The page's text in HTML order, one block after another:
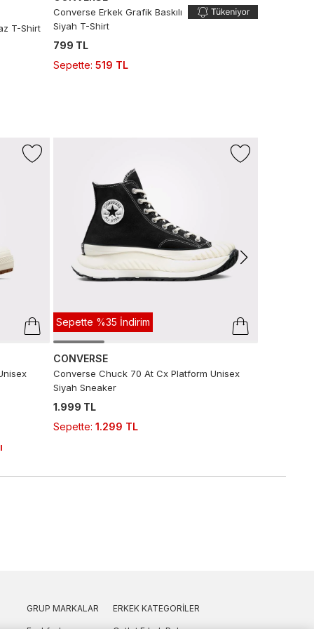
T-Shirt
Converse Erkek Grafik Baskılı
Siyah T-Shirt
799 TL
Sepette: 519 TL
Sepette %35 İndirim
CONVERSE
Converse Chuck 70 At Cx Platform Unisex
Siyah Sneaker
1.999 TL
Sepette: 1.299 TL
GRUP MARKALAR ERKEK KATEGORILER